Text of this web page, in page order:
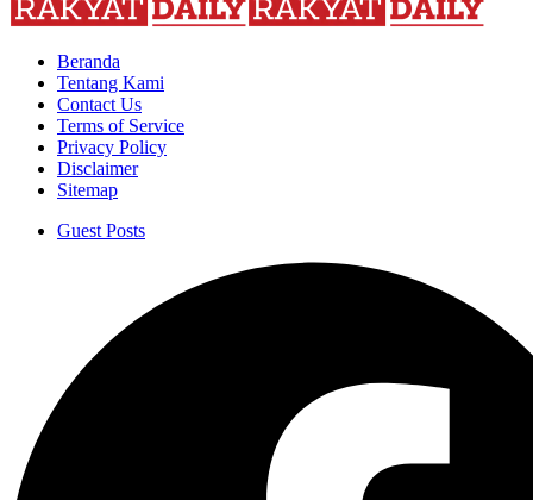
Beranda
Tentang Kami
Contact Us
Terms of Service
Privacy Policy
Disclaimer
Sitemap
Guest Posts